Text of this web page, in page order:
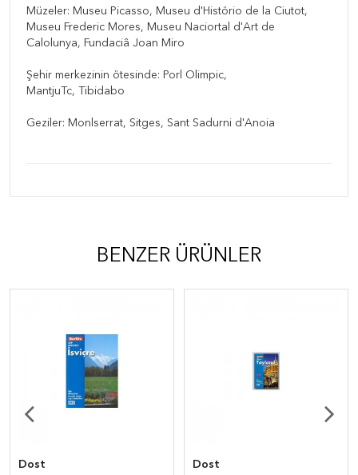
Müzeler: Museu Picasso, Museu d'Histörio de la Ciutot,
Museu Frederic Mores, Museu Naciortal d'Art de
Calolunya, Fundaciâ Joan Miro
Şehir merkezinin ötesinde: Porl Olimpic,
MantjuTc, Tibidabo
Geziler: Monlserrat, Sitges, Sant Sadurni d'Anoia
BENZER ÜRÜNLER
Dost
Dost